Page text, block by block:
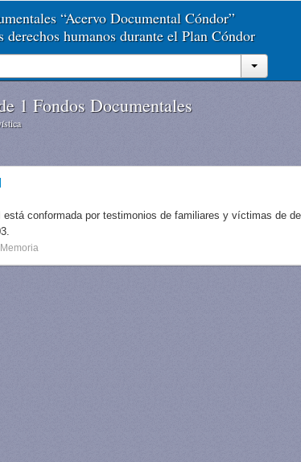
“Acervo Documental Cóndor”
humanos durante el Plan Cóndor
1 Fondos Documentales
está conformada por testimonios de familiares y víctimas de